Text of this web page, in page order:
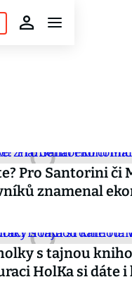
Pro Santorini či
znamenal
s tajnou
HolKa si dáte i